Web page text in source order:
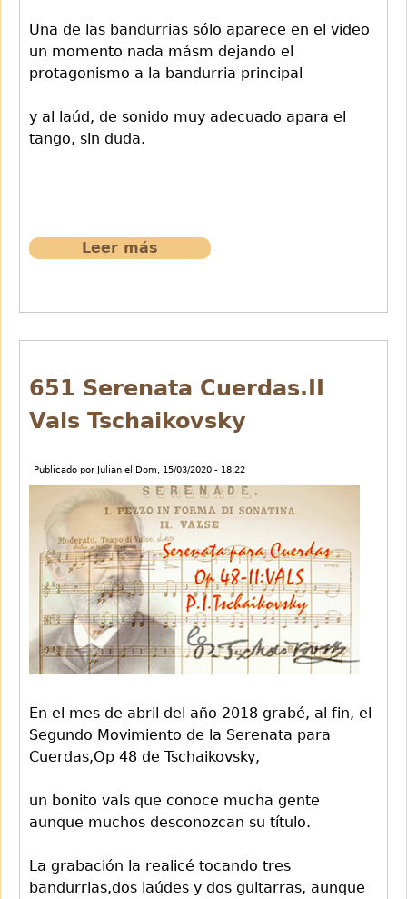
Una de las bandurrias sólo aparece en el video
un momento nada másm dejando el
protagonismo a la bandurria principal
y al laúd, de sonido muy adecuado apara el
tango, sin duda.
Leer más
esta
de
M.Mores
651 Serenata Cuerdas.II
Vals Tschaikovsky
Publicado por Julian el Dom, 15/03/2020 - 18:22
En el mes de abril del año 2018 grabé, al fin, el
Segundo Movimiento de la Serenata para
Cuerdas,Op 48 de Tschaikovsky,
un bonito vals que conoce mucha gente
aunque muchos desconozcan su título.
La grabación la realicé tocando tres
bandurrias,dos laúdes y dos guitarras, aunque